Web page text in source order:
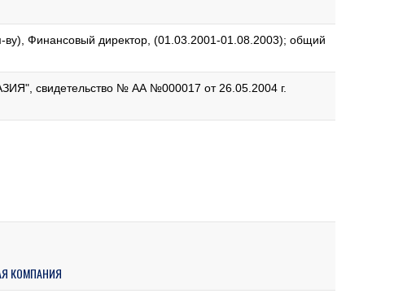
Финансовый директор, (01.03.2001-01.08.2003); общий
свидетельство № АА №000017 от 26.05.2004 г.
КОМПАНИЯ